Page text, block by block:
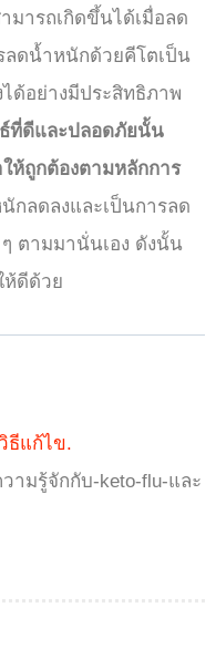
มารถเกิดขึ้นได้เมื่อลด
ดน้ำหนักด้วยคีโตเป็น
ด้อย่างมีประสิทธิภาพ
ที่ดีและปลอดภัยนั้น
ให้ถูกต้องตามหลักการ
กลดลงและเป็นการลด
ตามมานั่นเอง ดังนั้น
ห้ดีด้วย
ธีแก้ไข.
ามรู้จักกับ-keto-flu-และ